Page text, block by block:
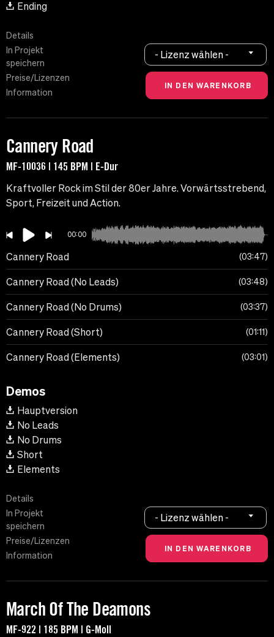
Ending
Details
In Projekt
speichern
Preise/Lizenzen
Information
- Lizenz wählen -
Cannery Road
MF-10036 | 145 BPM | E-Dur
Kraftvoller Rock im Stil der 80er Jahre. Vorwärtsstrebend,
Sport, Freizeit und Action.
00:00
Cannery Road 03:47
Cannery Road (No Leads) 03:48
Cannery Road (No Drums) 03:37
Cannery Road (Short) 01:11
Cannery Road (Elements) 03:01
Demos
Hauptversion
No Leads
No Drums
Short
Elements
Details
In Projekt
speichern
Preise/Lizenzen
Information
- Lizenz wählen -
March Of The Deamons
MF-922 | 185 BPM | G-Moll